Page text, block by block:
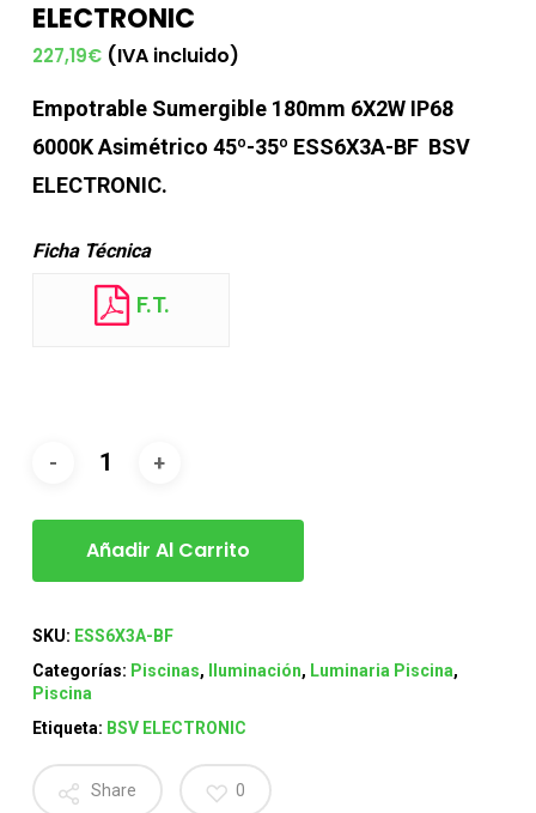
ELECTRONIC
227,19€ (IVA incluido)
Empotrable Sumergible 180mm 6X2W IP68
6000K Asimétrico 45º-35º ESS6X3A-BF BSV
ELECTRONIC.
Ficha Técnica
F.T.
Añadir Al Carrito
SKU: ESS6X3A-BF
Categorías: Piscinas, Iluminación, Luminaria Piscina,
Piscina
Etiqueta: BSV ELECTRONIC
Share 0